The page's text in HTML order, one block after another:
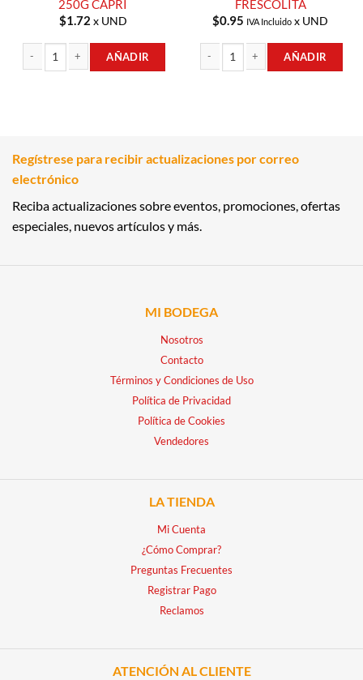
250G CAPRI
$1.72 x UND
AÑADIR
FRESCOLITA
$0.95 IVA Incluido x UND
AÑADIR
Regístrese para recibir actualizaciones por correo
electrónico
Reciba actualizaciones sobre eventos, promociones, ofertas
especiales, nuevos artículos y más.
MI BODEGA
Nosotros
Contacto
Términos y Condiciones de Uso
Política de Privacidad
Política de Cookies
Vendedores
LA TIENDA
Mi Cuenta
¿Cómo Comprar?
Preguntas Frecuentes
Registrar Pago
Reclamos
ATENCIÓN AL CLIENTE